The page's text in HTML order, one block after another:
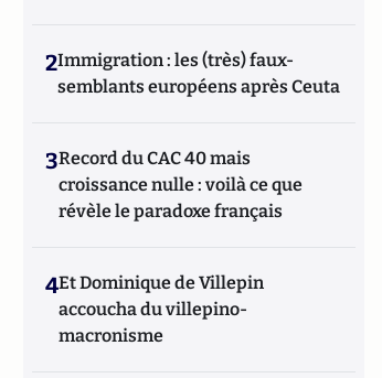
2Immigration : les (très) faux-
semblants européens après Ceuta
3Record du CAC 40 mais
croissance nulle : voilà ce que
révèle le paradoxe français
4Et Dominique de Villepin
accoucha du villepino-
macronisme